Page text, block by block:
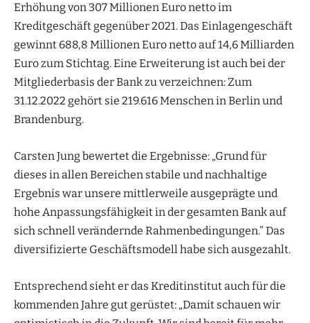
Erhöhung von 307 Millionen Euro netto im
Kreditgeschäft gegenüber 2021. Das Einlagengeschäft
gewinnt 688,8 Millionen Euro netto auf 14,6 Milliarden
Euro zum Stichtag. Eine Erweiterung ist auch bei der
Mitgliederbasis der Bank zu verzeichnen: Zum
31.12.2022 gehört sie 219.616 Menschen in Berlin und
Brandenburg.
Carsten Jung bewertet die Ergebnisse: „Grund für
dieses in allen Bereichen stabile und nachhaltige
Ergebnis war unsere mittlerweile ausgeprägte und
hohe Anpassungsfähigkeit in der gesamten Bank auf
sich schnell verändernde Rahmenbedingungen.” Das
diversifizierte Geschäftsmodell habe sich ausgezahlt.
Entsprechend sieht er das Kreditinstitut auch für die
kommenden Jahre gut gerüstet: „Damit schauen wir